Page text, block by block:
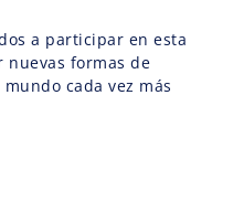
a participar en esta
formas de
cada vez más